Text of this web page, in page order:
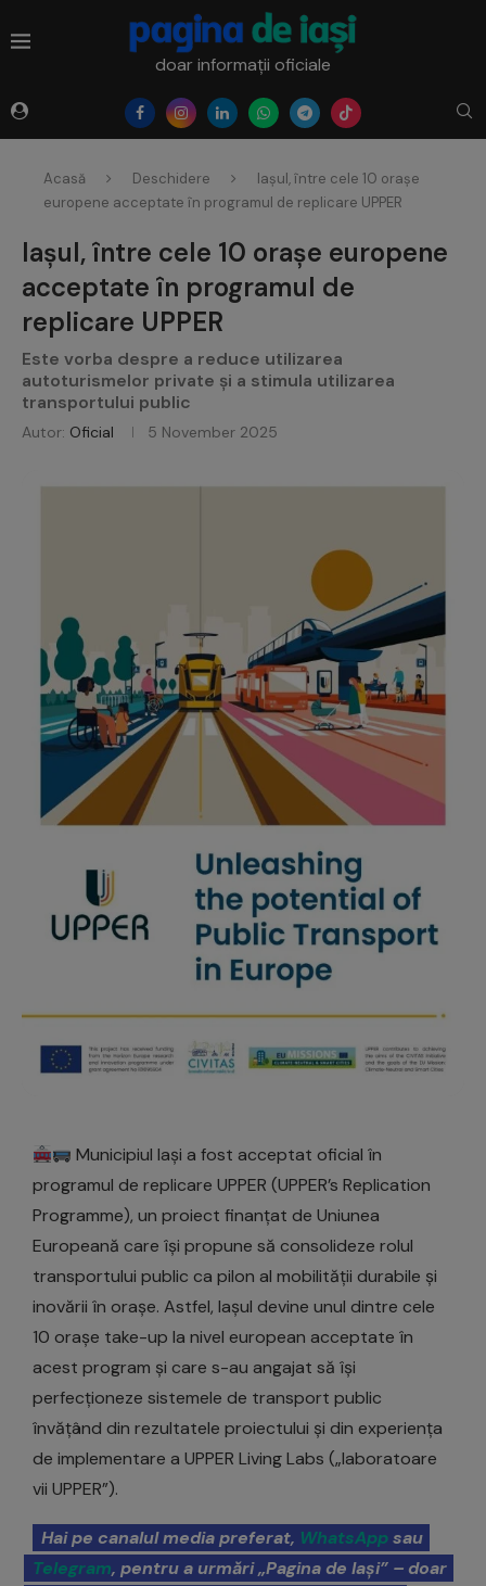
doar informații oficiale
Acasă Deschidere
Iașul, între cele 10 orașe
europene acceptate în programul de replicare UPPER
Iașul, între cele 10 orașe europene
acceptate în programul de
replicare UPPER
Este vorba despre a reduce utilizarea
autoturismelor private și a stimula utilizarea
transportului public
Autor: Oficial 5 November 2025
Municipiul Iași a fost acceptat oficial în
programul de replicare UPPER (UPPER’s Replication
Programme), un proiect finanțat de Uniunea
Europeană care își propune să consolideze rolul
transportului public ca pilon al mobilității durabile și
inovării în orașe. Astfel, Iașul devine unul dintre cele
10 orașe take-up la nivel european acceptate în
acest program și care s-au angajat să își
perfecționeze sistemele de transport public
învățând din rezultatele proiectului și din experiența
de implementare a UPPER Living Labs („laboratoare
vii UPPER”).
Hai pe canalul media preferat, WhatsAppsau
Telegram, pentru a urmări „Pagina de Iași” – doar